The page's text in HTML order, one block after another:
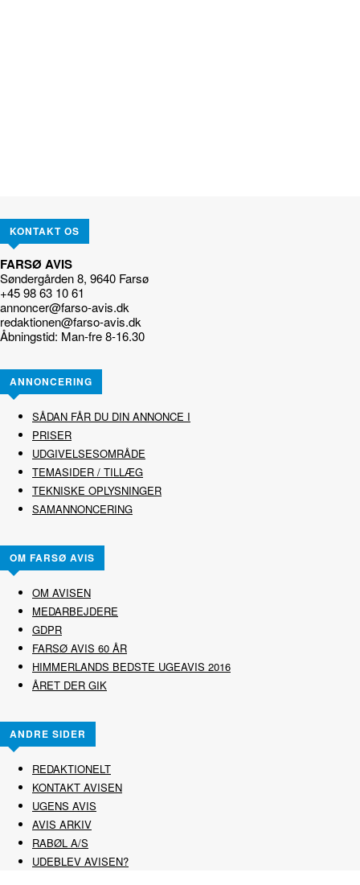
KONTAKT OS
FARSØ AVIS
Søndergården 8, 9640 Farsø
+45 98 63 10 61
annoncer@farso-avis.dk
redaktionen@farso-avis.dk
Åbningstid: Man-fre 8-16.30
ANNONCERING
SÅDAN FÅR DU DIN ANNONCE I
PRISER
UDGIVELSESOMRÅDE
TEMASIDER / TILLÆG
TEKNISKE OPLYSNINGER
SAMANNONCERING
OM FARSØ AVIS
OM AVISEN
MEDARBEJDERE
GDPR
FARSØ AVIS 60 ÅR
HIMMERLANDS BEDSTE UGEAVIS 2016
ÅRET DER GIK
ANDRE SIDER
REDAKTIONELT
KONTAKT AVISEN
UGENS AVIS
AVIS ARKIV
RABØL A/S
UDEBLEV AVISEN?